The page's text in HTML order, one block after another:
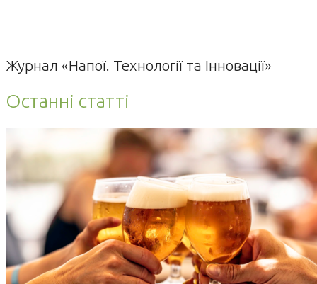
Журнал «Напої. Технології та Інновації»
Останні статті